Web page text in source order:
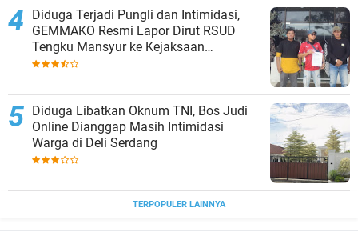
Diduga Terjadi Pungli dan Intimidasi,
GEMMAKO Resmi Lapor Dirut RSUD
Tengku Mansyur ke Kejaksaan
Tanjungbalai
Diduga Libatkan Oknum TNI, Bos Judi
Online Dianggap Masih Intimidasi
Warga di Deli Serdang
TERPOPULER LAINNYA